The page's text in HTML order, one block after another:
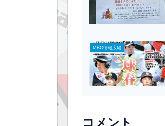
MBC情報広場
コメント